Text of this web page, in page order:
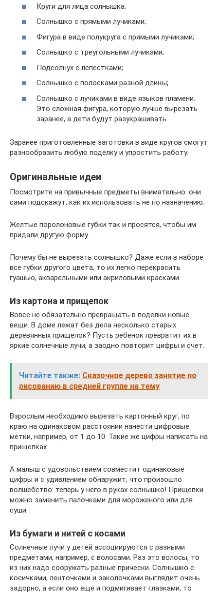
Круги для лица солнышка;
Солнышко с прямыми лучиками;
Фигура в виде полукруга с прямыми лучиками;
Солнышко с треугольными лучиками;
Подсолнух с лепестками;
Солнышко с полосками разной длины;
Солнышко с лучиками в виде языков пламени.
Это сложная фигура, которую лучше вырезать
заранее, а дети будут разукрашивать.
Заранее приготовленные заготовки в виде кругов смогут
разнообразить любую поделку и упростить работу.
Оригинальные идеи
Посмотрите на привычные предметы внимательно: они
сами подскажут, как их использовать не по назначению.
Желтые поролоновые губки так и просятся, чтобы им
придали другую форму.
Почему бы не вырезать солнышко? Даже если в наборе
все губки другого цвета, то их легко перекрасить
гуашью, акварельными или акриловыми красками.
Из картона и прищепок
Вовсе не обязательно превращать в поделки новые
вещи. В доме лежат без дела несколько старых
деревянных прищепок? Пусть ребенок превратит их в
яркие солнечные лучи, а заодно повторит цифры и счет.
Читайте также: Сказочное дерево занятие по
рисованию в средней группе на тему
Взрослым необходимо вырезать картонный круг, по
краю на одинаковом расстоянии нанести цифровые
метки, например, от 1 до 10. Такие же цифры написать на
прищепках.
А малыш с удовольствием совместит одинаковые
цифры и с удивлением обнаружит, что произошло
волшебство: теперь у него в руках солнышко! Прищепки
можно заменить палочками для мороженого или для
суши.
Из бумаги и нитей с косами
Солнечные лучи у детей ассоциируются с разными
предметами, например, с волосами. Раз это волосы, то
из них надо сооружать разные прически. Солнышко с
косичками, ленточками и заколочками выглядит очень
задорно, а если оно еще и подмигивает глазками, то